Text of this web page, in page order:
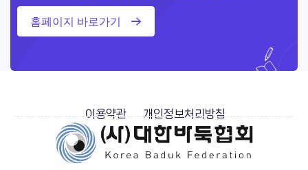
홈페이지 바로가기
이용약관 개인정보처리방침